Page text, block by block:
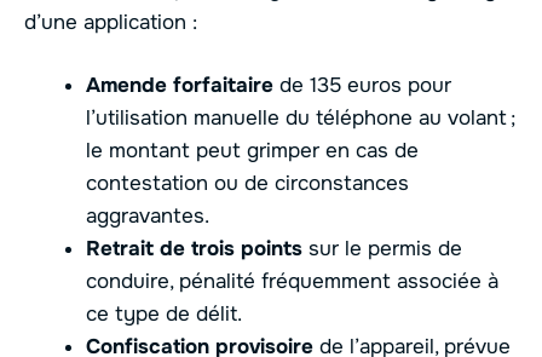
d’une application :
Amende forfaitaire de 135 euros pour
l’utilisation manuelle du téléphone au volant ;
le montant peut grimper en cas de
contestation ou de circonstances
aggravantes.
Retrait de trois points sur le permis de
conduire, pénalité fréquemment associée à
ce type de délit.
Confiscation provisoire de l’appareil, prévue